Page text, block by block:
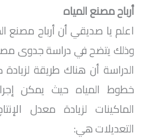
أرباح مصنع المياه
اعلم يا صديقي أن أرباح مصنع
وذلك يتضح في دراسة جدوى
الدراسة أن هناك طريقة
خطوط المياه حيث يمكن
الماكينات لزيادة معدل
التعديلات هي: